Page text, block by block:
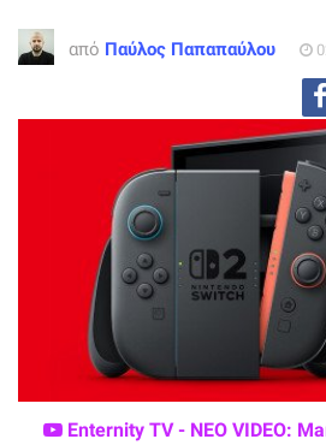
από Παύλος Παπαπαύλου
Enternity TV - ΝΕΟ VIDEO: